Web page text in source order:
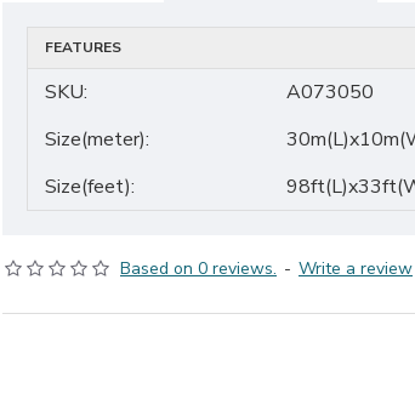
FEATURES
SKU:
A073050
Size(meter):
Size(feet):
Based on 0 reviews. - Write a review